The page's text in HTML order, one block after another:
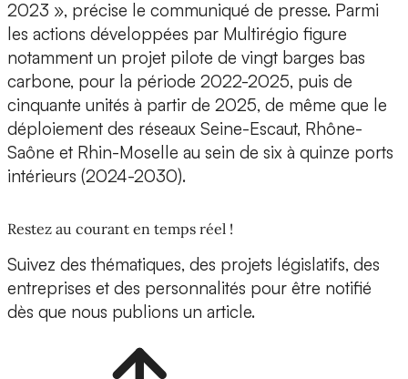
2023 », précise le communiqué de presse. Parmi
les actions développées par Multirégio figure
notamment un projet pilote de vingt barges bas
carbone, pour la période 2022-2025, puis de
cinquante unités à partir de 2025, de même que le
déploiement des réseaux Seine-Escaut, Rhône-
Saône et Rhin-Moselle au sein de six à quinze ports
intérieurs (2024-2030).
Restez au courant en temps réel !
Suivez des thématiques, des projets législatifs, des
entreprises et des personnalités pour être notifié
dès que nous publions un article.